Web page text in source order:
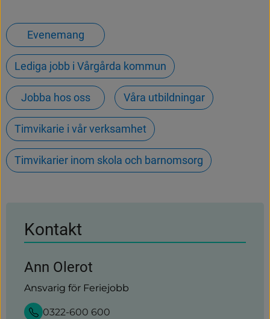
Evenemang
Lediga jobb i Vårgårda kommun
Jobba hos oss Våra utbildningar
Timvikarie i vår verksamhet
Timvikarier inom skola och barnomsorg
Kontakt
Ann Olerot
Ansvarig för Feriejobb
0322-600 600